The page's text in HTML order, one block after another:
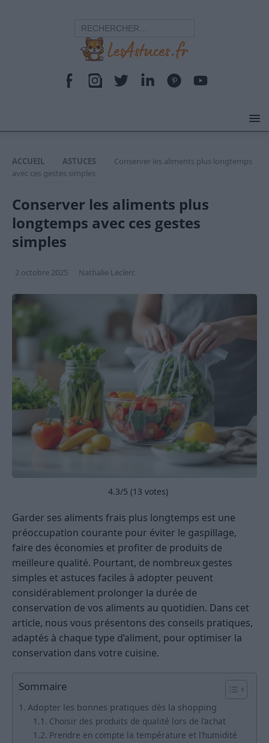
ACCUEIL ASTUCES
Conserver les aliments plus longtemps
avec ces gestes simples
Conserver les aliments plus
longtemps avec ces gestes
simples
2 octobre 2025 Nathalie Leclerc
4.3/5 (13 votes)
Garder ses aliments frais plus longtemps est une
préoccupation courante pour éviter le gaspillage,
faire des économies et profiter de produits de
meilleure qualité. Pourtant, de nombreux gestes
simples et astuces faciles à adopter peuvent
considérablement prolonger la durée de
conservation de vos aliments au quotidien. Dans cet
article, nous vous présentons des conseils pratiques,
adaptés à chaque type d’aliment, pour optimiser la
conservation dans votre cuisine.
Sommaire
Adopter les bonnes pratiques dès la shopping
Choisir des produits de qualité lors de l’achat
Prendre en compte la température et l’humidité